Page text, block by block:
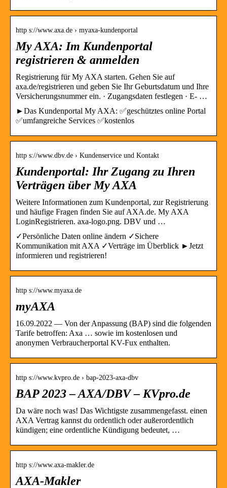
http s://www.axa.de › myaxa-kundenportal
My AXA: Im Kundenportal
registrieren & anmelden
Registrierung für My AXA starten. Gehen Sie auf
axa.de/registrieren und geben Sie Ihr Geburtsdatum und Ihre
Versicherungsnummer ein. · Zugangsdaten festlegen · E- …
►Das Kundenportal My AXA: ✅geschütztes online Portal
✅umfangreiche Services ✅kostenlos
http s://www.dbv.de › Kundenservice und Kontakt
Kundenportal: Ihr Zugang zu Ihren
Verträgen über My AXA
Weitere Informationen zum Kundenportal, zur Registrierung
und häufige Fragen finden Sie auf AXA.de. My AXA
LoginRegistrieren. axa-logo.png. DBV und …
✓Persönliche Daten online ändern ✓Sichere
Kommunikation mit AXA ✓Verträge im Überblick ►Jetzt
informieren und registrieren!
http s://www.myaxa.de
myAXA
16.09.2022 — Von der Anpassung (BAP) sind die folgenden
Tarife betroffen: Axa … sowie im kostenlosen und
anonymen Verbraucherportal KV-Fux enthalten.
http s://www.kvpro.de › bap-2023-axa-dbv
BAP 2023 – AXA/DBV – KVpro.de
Da wäre noch was! Das Wichtigste zusammengefasst. einen
AXA Vertrag kannst du ordentlich oder außerordentlich
kündigen; eine ordentliche Kündigung bedeutet, …
http s://www.axa-makler.de
AXA-Makler